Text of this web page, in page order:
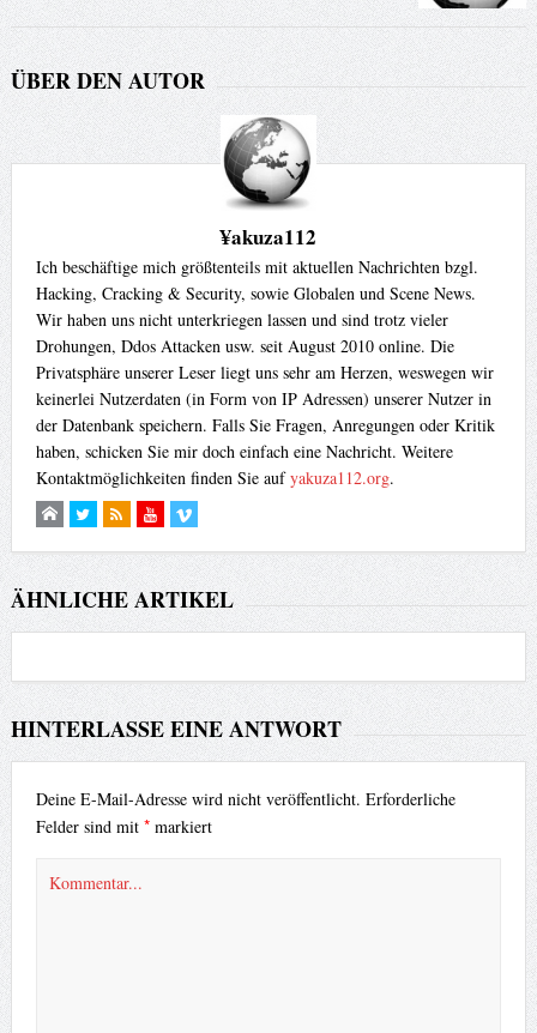
ÜBER DEN AUTOR
¥akuza112
Ich beschäftige mich größtenteils mit aktuellen Nachrichten bzgl.
Hacking, Cracking & Security, sowie Globalen und Scene News.
Wir haben uns nicht unterkriegen lassen und sind trotz vieler
Drohungen, Ddos Attacken usw. seit August 2010 online. Die
Privatsphäre unserer Leser liegt uns sehr am Herzen, weswegen wir
keinerlei Nutzerdaten (in Form von IP Adressen) unserer Nutzer in
der Datenbank speichern. Falls Sie Fragen, Anregungen oder Kritik
haben, schicken Sie mir doch einfach eine Nachricht. Weitere
Kontaktmöglichkeiten finden Sie aufyakuza112.org.
ÄHNLICHE ARTIKEL
HINTERLASSE EINE ANTWORT
Deine E-Mail-Adresse wird nicht veröffentlicht. Erforderliche
Felder sind mit *markiert